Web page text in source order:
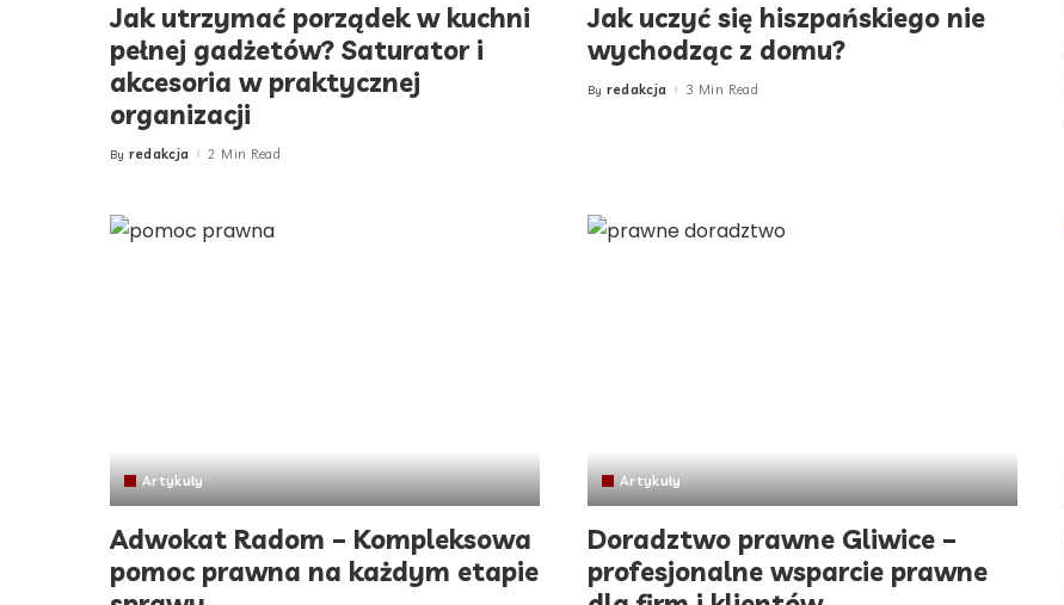
Jak utrzymać porządek w kuchni
pełnej gadżetów? Saturator i
akcesoria w praktycznej
organizacji
Posted
By redakcja 2 Min Read
Jak uczyć się hiszpańskiego nie
wychodząc z domu?
Posted
By redakcja 3 Min Read
Artykuły
Adwokat Radom – Kompleksowa
pomoc prawna na każdym etapie
Artykuły
Doradztwo prawne Gliwice –
profesjonalne wsparcie prawne